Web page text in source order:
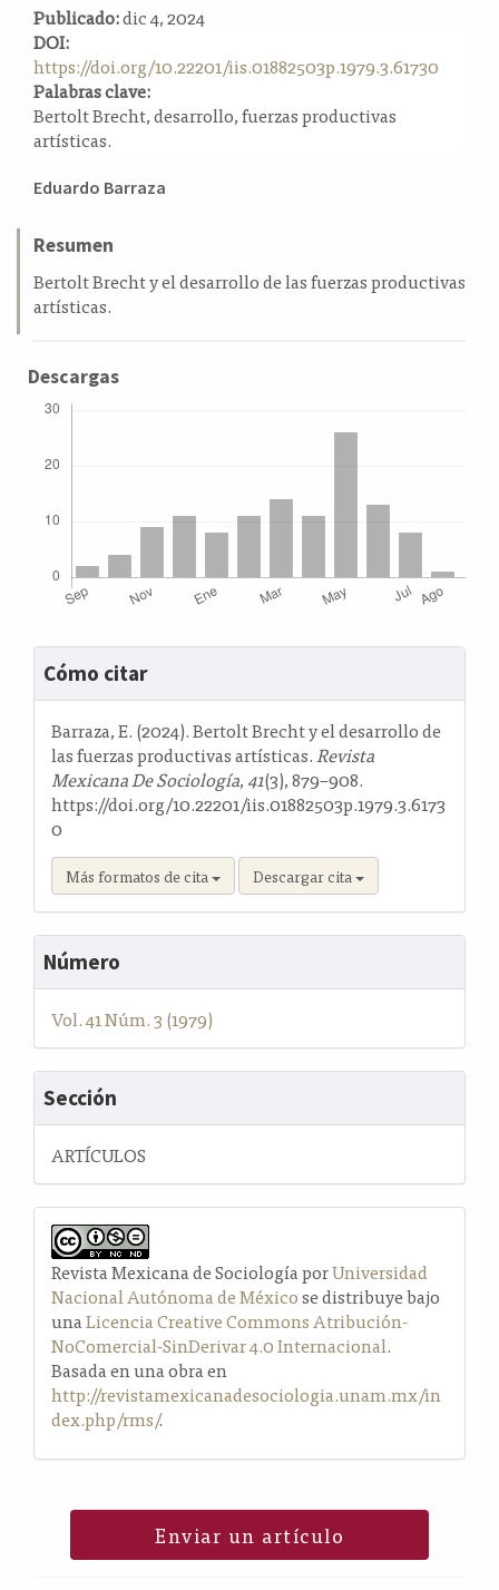
a
l
a
t
e
r
l
Publicado:dic 4, 2024
DOI:
https://doi.org/10.22201/iis.01882503p.1979.3.61730
Palabras clave:
Bertolt Brecht, desarrollo, fuerzas productivas
artísticas.
Contenido
del
artículo
Eduardo Barraza
Resumen
Bertolt Brecht y el desarrollo de las fuerzas productivas
artísticas.
Descargas
Detalles
del
artículo
Cómo citar
Barraza, E. (2024). Bertolt Brecht y el desarrollo de
las fuerzas productivas artísticas.Revista
Mexicana De Sociología,41(3), 879–908.
https://doi.org/10.22201/iis.01882503p.1979.3.6173
0
Más formatos de cita Descargar cita
Número
Vol. 41 Núm. 3 (1979)
Sección
ARTÍCULOS
Revista Mexicana de Sociología porUniversidad
Nacional Autónoma de Méxicose distribuye bajo
unaLicencia Creative Commons Atribución-
NoComercial-SinDerivar 4.0 Internacional.
Basada en una obra en
http://revistamexicanadesociologia.unam.mx/in
dex.php/rms/.
Enviar un artículo